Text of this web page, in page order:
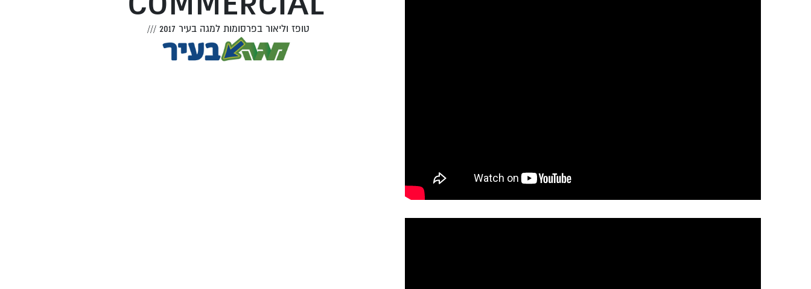
טופז וליאור בפרסומות למגה בעיר 2017 ///